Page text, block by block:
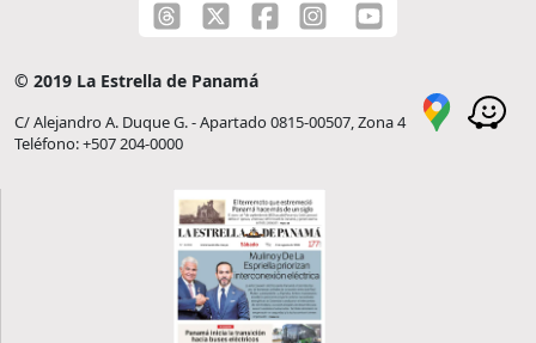
© 2019 La Estrella de Panamá
C/ Alejandro A. Duque G. - Apartado 0815-00507, Zona 4
Teléfono: +507 204-0000